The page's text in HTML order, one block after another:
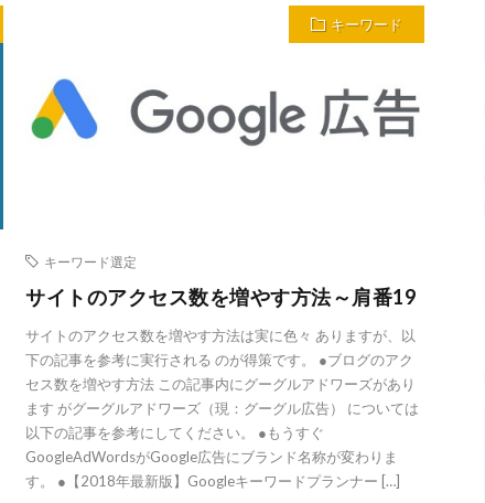
キーワード
キーワード選定
サイトのアクセス数を増やす方法～肩番19
サイトのアクセス数を増やす方法は実に色々 ありますが、以
下の記事を参考に実行される のが得策です。 ●ブログのアク
セス数を増やす方法 この記事内にグーグルアドワーズがあり
ます がグーグルアドワーズ（現：グーグル広告） については
以下の記事を参考にしてください。 ●もうすぐ
GoogleAdWordsがGoogle広告にブランド名称が変わりま
す。 ●【2018年最新版】Googleキーワードプランナー […]